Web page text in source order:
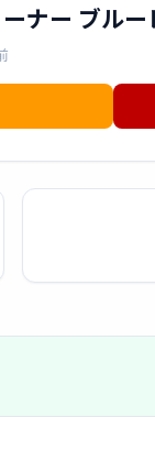
ナー ブル